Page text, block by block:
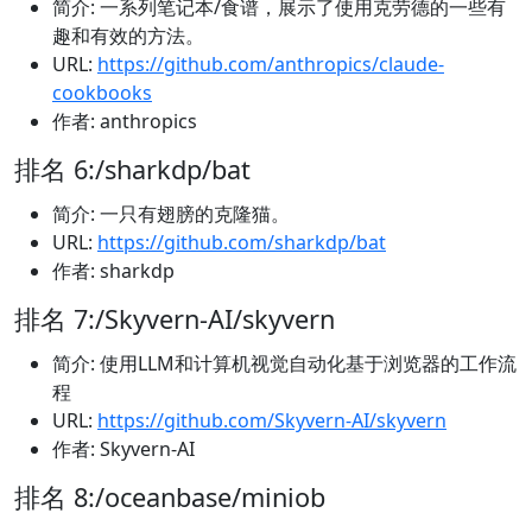
简介: 一系列笔记本/食谱，展示了使用克劳德的一些有
趣和有效的方法。
URL: https://github.com/anthropics/claude-
cookbooks
作者: anthropics
排名 6:/sharkdp/bat
简介: 一只有翅膀的克隆猫。
URL: https://github.com/sharkdp/bat
作者: sharkdp
排名 7:/Skyvern-AI/skyvern
简介: 使用LLM和计算机视觉自动化基于浏览器的工作流
程
URL: https://github.com/Skyvern-AI/skyvern
作者: Skyvern-AI
排名 8:/oceanbase/miniob